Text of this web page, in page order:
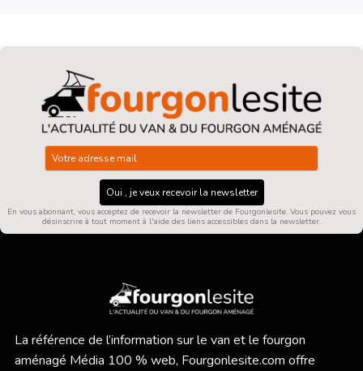
Oui , je veux recevoir la newsletter
En vous abonnant, vous acceptez de recevoir la newsletter de Fourgonlesite. Vous pouvez vous
désinscrire à tout moment à l'aide des liens accessibles dans la newsletter.
La référence de l’information sur le van et le fourgon
aménagé Média 100 % web, Fourgonlesite.com offre